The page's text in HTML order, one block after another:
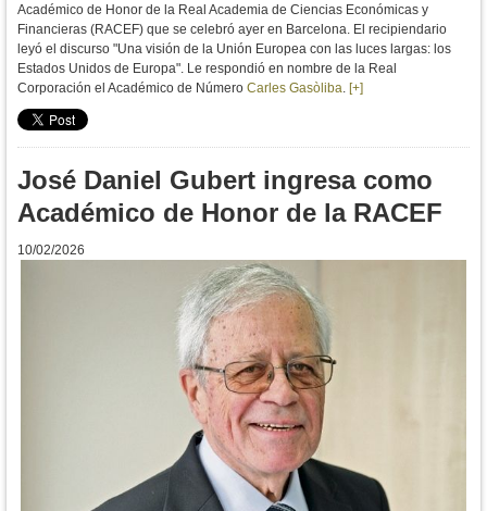
Académico de Honor de la Real Academia de Ciencias Económicas y
Financieras (RACEF) que se celebró ayer en Barcelona. El recipiendario
leyó el discurso "Una visión de la Unión Europea con las luces largas: los
Estados Unidos de Europa". Le respondió en nombre de la Real
Corporación el Académico de Número Carles Gasòliba. [+]
José Daniel Gubert ingresa como
Académico de Honor de la RACEF
10/02/2026